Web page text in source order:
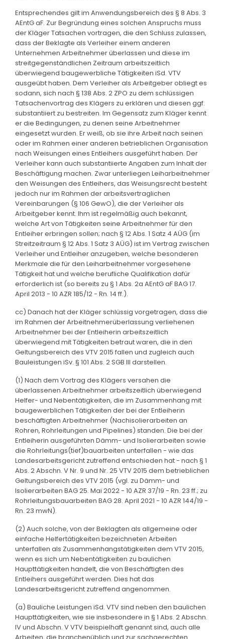
Entsprechendes gilt im Anwendungsbereich des § 8 Abs. 3
AEntG aF. Zur Begründung eines solchen Anspruchs muss
der Kläger Tatsachen vortragen, die den Schluss zulassen,
dass der Beklagte als Verleiher einem anderen
Unternehmen Arbeitnehmer überlassen und diese im
streitgegenständlichen Zeitraum arbeitszeitlich
überwiegend baugewerbliche Tätigkeiten iSd. VTV
ausgeübt haben. Dem Verleiher als Arbeitgeber obliegt es
sodann, sich nach § 138 Abs. 2 ZPO zu dem schlüssigen
Tatsachenvortrag des Klägers zu erklären und diesen ggf.
substantiiert zu bestreiten. Im Gegensatz zum Kläger kennt
er die Bedingungen, zu denen seine Arbeitnehmer
eingesetzt wurden. Er weiß, ob sie ihre Arbeit nach seinen
oder im Rahmen einer anderen betrieblichen Organisation
nach Weisungen eines Entleihers ausgeführt haben. Der
Verleiher kann auch substantiierte Angaben zum Inhalt der
Beschäftigung machen. Zwar unterliegen Leiharbeitnehmer
den Weisungen des Entleihers, das Weisungsrecht besteht
jedoch nur im Rahmen der arbeitsvertraglichen
Vereinbarungen (§ 106 GewO), die der Verleiher als
Arbeitgeber kennt. Ihm ist regelmäßig auch bekannt,
welche Art von Tätigkeiten seine Arbeitnehmer für den
Entleiher erbringen sollen; nach § 12 Abs. 1 Satz 4 AÜG (im
Streitzeitraum § 12 Abs. 1 Satz 3 AÜG) ist im Vertrag zwischen
Verleiher und Entleiher anzugeben, welche besonderen
Merkmale die für den Leiharbeitnehmer vorgesehene
Tätigkeit hat und welche berufliche Qualifikation dafür
erforderlich ist (so bereits zu § 1 Abs. 2a AEntG aF BAG 17.
April 2013 - 10 AZR 185/12 - Rn. 14 ff.).
cc) Danach hat der Kläger schlüssig vorgetragen, dass die
im Rahmen der Arbeitnehmerüberlassung verliehenen
Arbeitnehmer bei der Entleiherin arbeitszeitlich
überwiegend mit Tätigkeiten betraut waren, die in den
Geltungsbereich des VTV 2015 fallen und zugleich auch
Bauleistungen iSv. § 101 Abs. 2 SGB III darstellen.
(1) Nach dem Vortrag des Klägers versahen die
überlassenen Arbeitnehmer arbeitszeitlich überwiegend
Helfer- und Nebentätigkeiten, die im Zusammenhang mit
baugewerblichen Tätigkeiten der bei der Entleiherin
beschäftigten Arbeitnehmer (Nachisolierarbeiten an
Rohren, Rohrleitungen und Pipelines) standen. Die bei der
Entleiherin ausgeführten Dämm- und Isolierarbeiten sowie
die Rohrleitungs(tief)bauarbeiten unterfallen - wie das
Landesarbeitsgericht zutreffend entschieden hat - nach § 1
Abs. 2 Abschn. V Nr. 9 und Nr. 25 VTV 2015 dem betrieblichen
Geltungsbereich des VTV 2015 (vgl. zu Dämm- und
Isolierarbeiten BAG 25. Mai 2022 - 10 AZR 37/19 - Rn. 23 ff.; zu
Rohrleitungsbauarbeiten BAG 28. April 2021 - 10 AZR 144/19 -
Rn. 23 mwN).
(2) Auch solche, von der Beklagten als allgemeine oder
einfache Helfertätigkeiten bezeichneten Arbeiten
unterfallen als Zusammenhangstätigkeiten dem VTV 2015,
wenn es sich um Nebentätigkeiten zu baulichen
Haupttätigkeiten handelt, die von Beschäftigten des
Entleihers ausgeführt werden. Dies hat das
Landesarbeitsgericht zutreffend angenommen.
(a) Bauliche Leistungen iSd. VTV sind neben den baulichen
Haupttätigkeiten, wie sie insbesondere in § 1 Abs. 2 Abschn.
IV und Abschn. V VTV beispielhaft genannt sind, auch alle